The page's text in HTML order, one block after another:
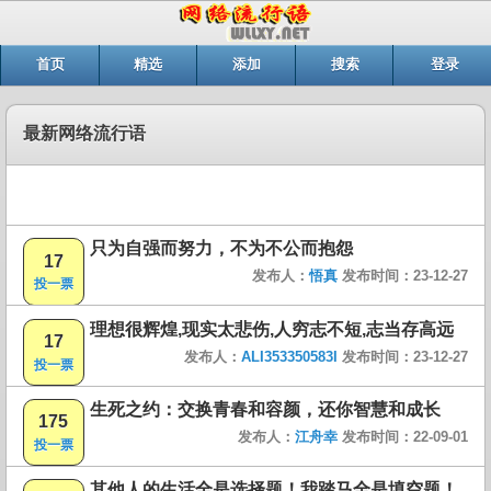
首页 精选 添加 搜索 登录
最新网络流行语
17
投一票
只为自强而努力，不为不公而抱怨
发布人：悟真 发布时间：23-12-27
17
投一票
理想很辉煌,现实太悲伤,人穷志不短,志当存高远
发布人： ALI353350583I 发布时间：23-12-27
175
投一票
生死之约：交换青春和容颜，还你智慧和成长
发布人： 江舟幸 发布时间：22-09-01